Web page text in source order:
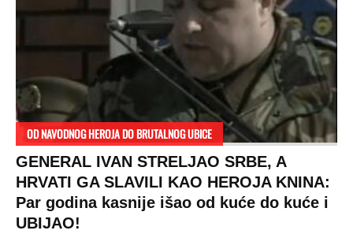
OD NAVODNOG HEROJA DO BRUTALNOG UBICE
GENERAL IVAN STRELJAO SRBE, A
HRVATI GA SLAVILI KAO HEROJA KNINA:
Par godina kasnije išao od kuće do kuće i
UBIJAO!